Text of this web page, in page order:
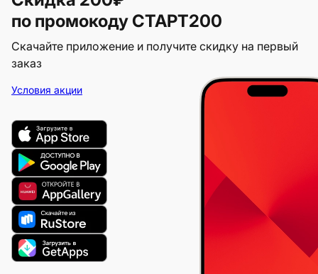
по промокоду СТАРТ200
Скачайте приложение и получите скидку на первый
заказ
Условия акции